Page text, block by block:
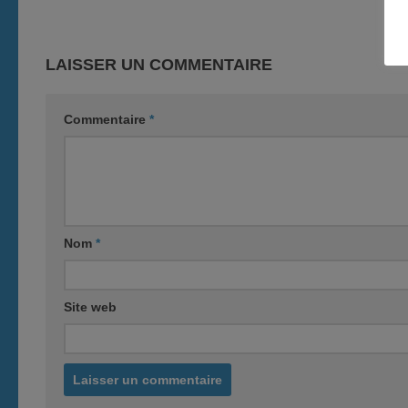
LAISSER UN COMMENTAIRE
Commentaire *
Nom *
Site web